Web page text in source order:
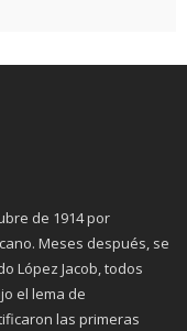
de 1914 por
Meses después, se
López Jacob, todos
el lema de
las primeras